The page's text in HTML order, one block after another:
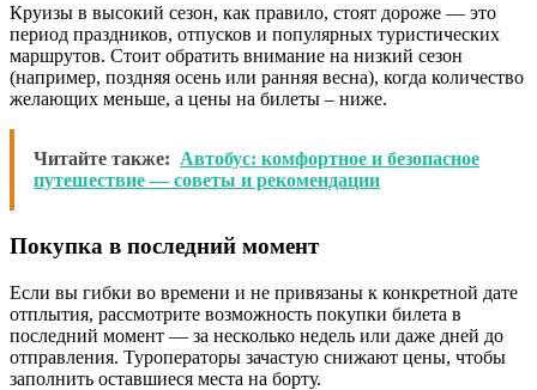
Круизы в высокий сезон, как правило, стоят дороже — это
период праздников, отпусков и популярных туристических
маршрутов. Стоит обратить внимание на низкий сезон
(например, поздняя осень или ранняя весна), когда количество
желающих меньше, а цены на билеты – ниже.
Читайте также: Автобус: комфортное и безопасное
путешествие — советы и рекомендации
Покупка в последний момент
Если вы гибки во времени и не привязаны к конкретной дате
отплытия, рассмотрите возможность покупки билета в
последний момент — за несколько недель или даже дней до
отправления. Туроператоры зачастую снижают цены, чтобы
заполнить оставшиеся места на борту.